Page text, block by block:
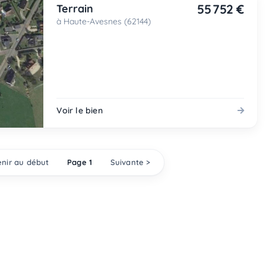
Terrain
à Haute-Avesnes (62144)
55 752 €
Voir le bien
au début Page 1 Suivante >